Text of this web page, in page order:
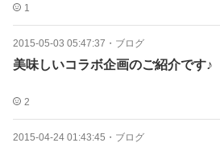
1
2015-05-03 05:47:37 ・ ブログ
美味しいコラボ企画のご紹介です♪
2
2015-04-24 01:43:45 ・ ブログ